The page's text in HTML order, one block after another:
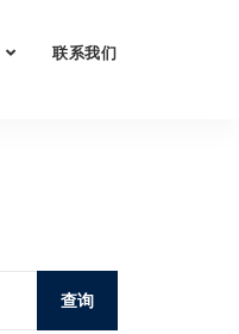
联系我们